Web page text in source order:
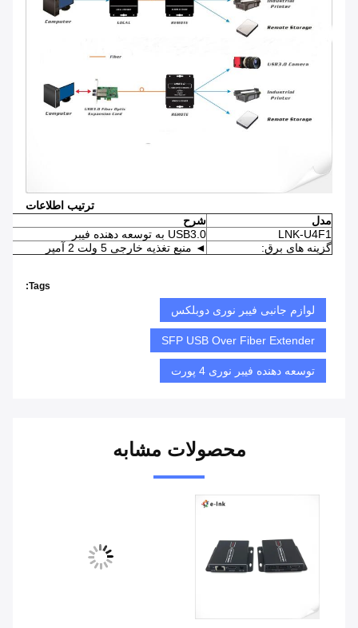
ترتیب اطلاعات
مدل
شرح
LNK-U4F1
USB3.0 به توسعه دهنده فیبر
گزینه های برق:
◄ منبع تغذیه خارجی 5 ولت 2 آمپر
Tags:
لوازم جانبی فیبر نوری دوبلکس
SFP USB Over Fiber Extender
توسعه دهنده فیبر نوری 4 پورت
محصولات مشابه